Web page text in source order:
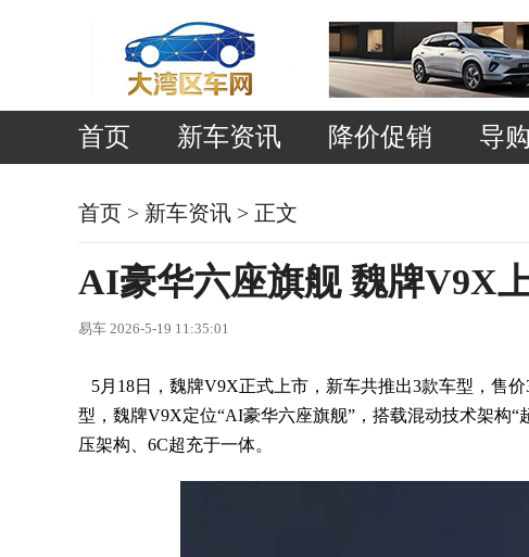
首页 新车资讯 降价促销 导
首页 > 新车资讯 > 正文
AI豪华六座旗舰 魏牌V9X
易车 2026-5-19 11:35:01
5月18日，魏牌V9X正式上市，新车共推出3款车型，售
型，魏牌V9X定位“AI豪华六座旗舰”，搭载混动技术架构
压架构、6C超充于一体。